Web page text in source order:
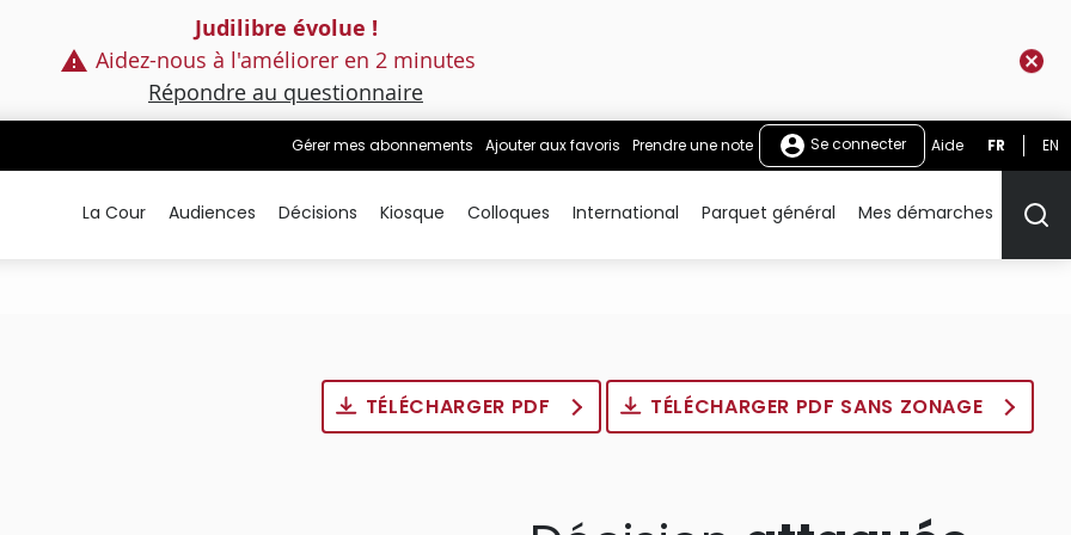
Judilibre évolue !
Aidez-nous à l'améliorer en 2 minutes
Répondre au questionnaire
Gérer mes abonnements Ajouter aux favoris Prendre une note Se connecter Aide FR EN
La Cour Audiences Décisions Kiosque Colloques International Parquet général Mes démarches
TÉLÉCHARGER PDF TÉLÉCHARGER PDF SANS ZONAGE